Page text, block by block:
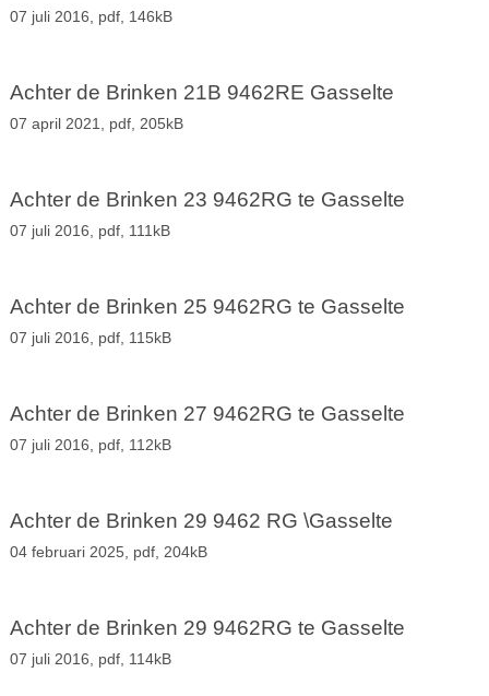
07 juli 2016, pdf, 146kB
Achter de Brinken 21B 9462RE Gasselte
07 april 2021, pdf, 205kB
Achter de Brinken 23 9462RG te Gasselte
07 juli 2016, pdf, 111kB
Achter de Brinken 25 9462RG te Gasselte
07 juli 2016, pdf, 115kB
Achter de Brinken 27 9462RG te Gasselte
07 juli 2016, pdf, 112kB
Achter de Brinken 29 9462 RG \Gasselte
04 februari 2025, pdf, 204kB
Achter de Brinken 29 9462RG te Gasselte
07 juli 2016, pdf, 114kB